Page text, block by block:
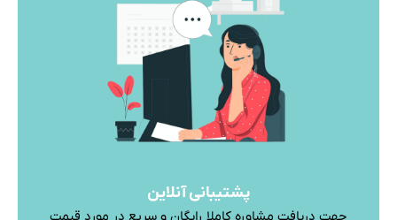
پشتیبانی آنلاین
جهت دریافت مشاوره کاملا رایگان و سریع در مورد قیمت